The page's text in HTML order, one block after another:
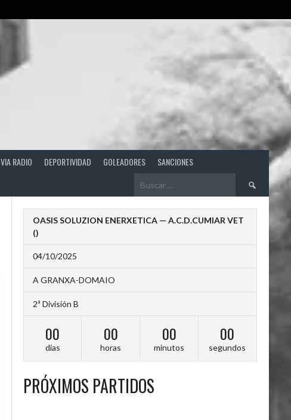
VIA RADIO DEPORTIVIDAD GOLEADORES SANCIONES
Buscar:
OASIS SOLUZION ENERXETICA — A.C.D.CUMIAR VET
()
04/10/2025
A GRANXA-DOMAIO
2ª División B
00
días
00
horas
00
minutos
00
segundos
PRÓXIMOS PARTIDOS